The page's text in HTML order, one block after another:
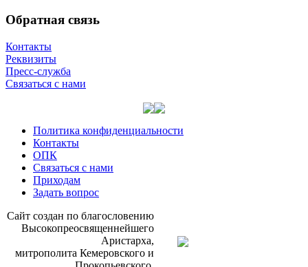
Обратная связь
Контакты
Реквизиты
Пресс-служба
Связаться с нами
Политика конфиденциальности
Контакты
ОПК
Связаться с нами
Приходам
Задать вопрос
Сайт со­здан по бла­го­сло­ве­нию
Вы­со­ко­прео­свя­щен­ней­ше­го
Ари­стар­ха,
мит­ро­по­ли­та Ке­ме­ров­ско­го и